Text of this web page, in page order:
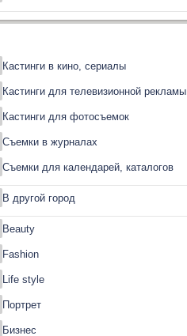
Кастинги в кино, сериалы
Кастинги для телевизионной рекламы
Кастинги для фотосъемок
Съемки в журналах
Съемки для календарей, каталогов
В другой город
Beauty
Fashion
Life style
Портрет
Бизнес